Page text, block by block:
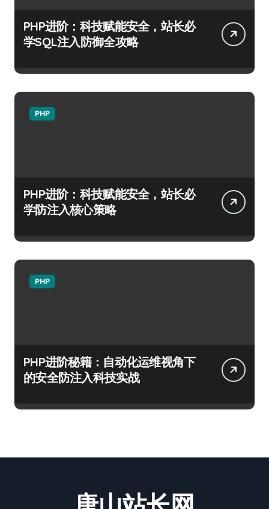
PHP进阶：科技赋能安全，站长必
学SQL注入防御全攻略
PHP
PHP进阶：科技赋能安全，站长必
学防注入核心策略
PHP
PHP进阶秘籍：自动化运维视角下
的安全防注入科技实战